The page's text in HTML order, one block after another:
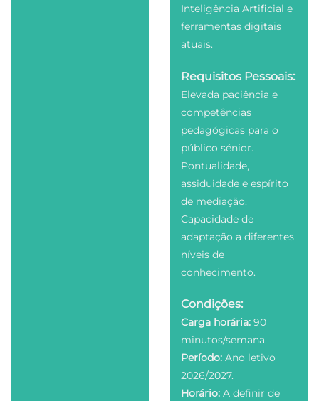
Inteligência Artificial e
ferramentas digitais
atuais.
Requisitos Pessoais:
Elevada paciência e
competências
pedagógicas para o
público sénior.
Pontualidade,
assiduidade e espírito
de mediação.
Capacidade de
adaptação a diferentes
níveis de
conhecimento.
Condições:
Carga horária: 90
minutos/semana.
Período: Ano letivo
2026/2027.
Horário: A definir de